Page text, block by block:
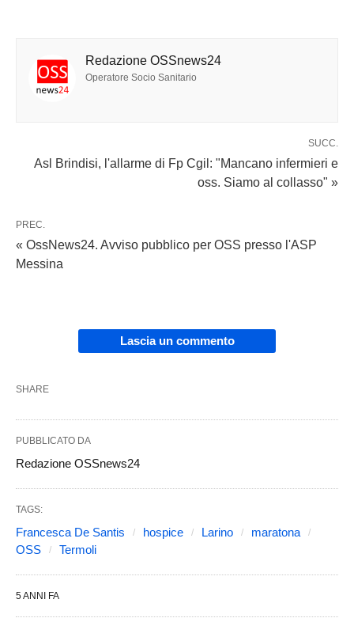
Redazione OSSnews24
Operatore Socio Sanitario
SUCC.
Asl Brindisi, l'allarme di Fp Cgil: "Mancano infermieri e
oss. Siamo al collasso" »
PREC.
« OssNews24. Avviso pubblico per OSS presso l'ASP
Messina
Lascia un commento
SHARE
PUBBLICATO DA
Redazione OSSnews24
TAGS:
Francesca De Santis hospice Larino
maratona
OSS
Termoli
5 ANNI FA